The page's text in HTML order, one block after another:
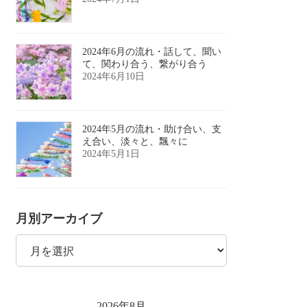
2024年6月の流れ・話して、聞い
て、関わり合う、繋がり合う
2024年6月10日
2024年5月の流れ・助け合い、支
え合い、淡々と、飄々に
2024年5月1日
月別アーカイブ
月
ア